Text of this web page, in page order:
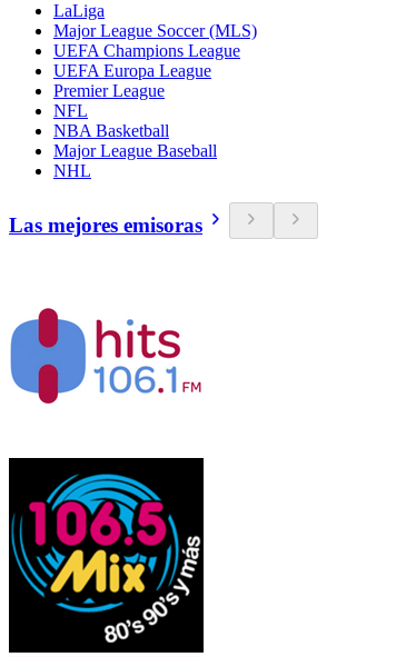
LaLiga
Major League Soccer (MLS)
UEFA Champions League
UEFA Europa League
Premier League
NFL
NBA Basketball
Major League Baseball
NHL
Las mejores emisoras